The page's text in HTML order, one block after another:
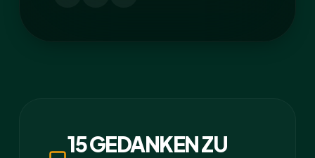
15 GEDANKEN ZU